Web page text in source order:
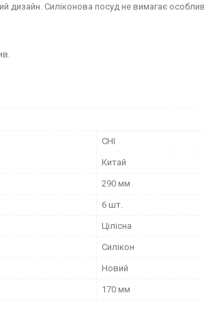
дизайн. Силіконова посуд не вимагає
CHI
Китай
290 мм
6 шт.
Цілісна
Силікон
Новий
170 мм